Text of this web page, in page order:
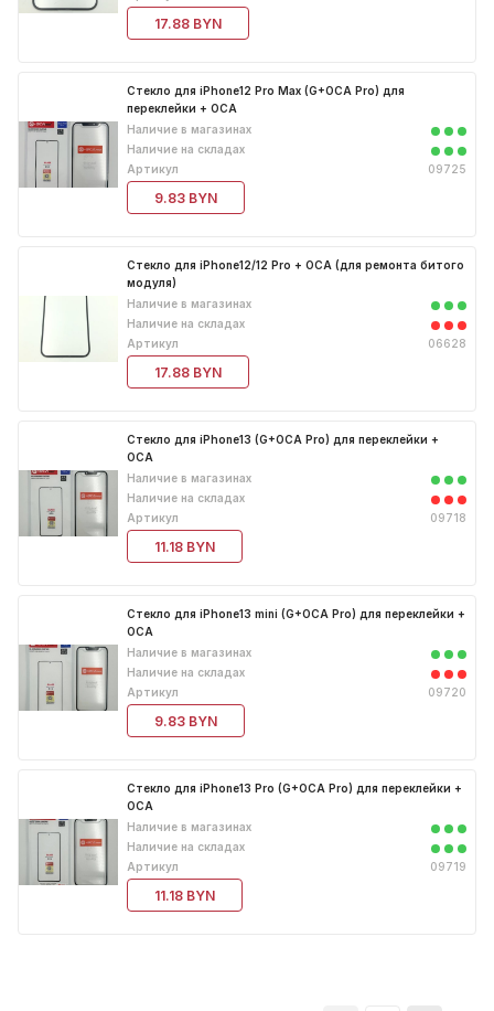
17.88 BYN
Стекло для iPhone12 Pro Max (G+OCA Pro) для
переклейки + ОСА
Наличие в магазинах
Наличие на складах
Артикул
09725
9.83 BYN
Стекло для iPhone12/12 Pro + OCA (для ремонта битого
модуля)
Наличие в магазинах
Наличие на складах
Артикул
06628
17.88 BYN
Стекло для iPhone13 (G+OCA Pro) для переклейки +
ОСА
Наличие в магазинах
Наличие на складах
Артикул
09718
11.18 BYN
Стекло для iPhone13 mini (G+OCA Pro) для переклейки +
ОСА
Наличие в магазинах
Наличие на складах
Артикул
09720
9.83 BYN
Стекло для iPhone13 Pro (G+OCA Pro) для переклейки +
ОСА
Наличие в магазинах
Наличие на складах
Артикул
09719
11.18 BYN